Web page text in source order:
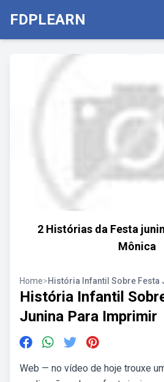
FDPLEARN
2 Histórias da Festa
Mônica
Home>História Infantil Sobre
História Infantil
Junina Para Imprimir
Web — no vídeo de hoje trouxe